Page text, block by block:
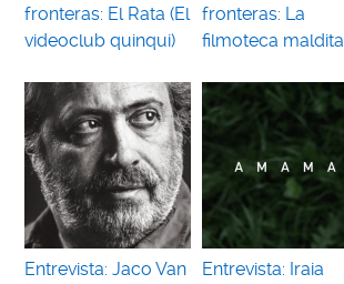
fronteras: El Rata (El
videoclub quinqui)
fronteras: La
filmoteca maldita
Entrevista: Jaco Van
Entrevista: Iraia